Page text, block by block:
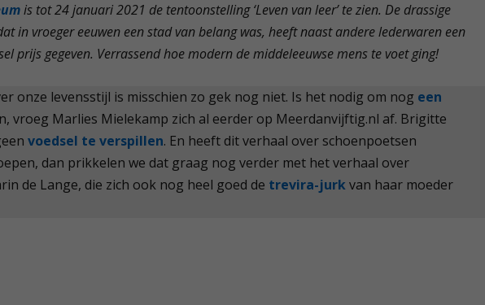
is tot 24 januari 2021 de tentoonstelling ‘Leven van leer’ te zien. De drassige
in vroeger eeuwen een stad van belang was, heeft naast andere lederwaren een
prijs gegeven. Verrassend hoe modern de middeleeuwse mens te voet ging!
onze levensstijl is misschien zo gek nog niet. Is het nodig om nog een
vroeg Marlies Mielekamp zich al eerder op Meerdanvijftig.nl af. Brigitte
voedsel te verspillen. En heeft dit verhaal over schoenpoetsen
dan prikkelen we dat graag nog verder met het verhaal over
de Lange, die zich ook nog heel goed de trevira-jurkvan haar moeder